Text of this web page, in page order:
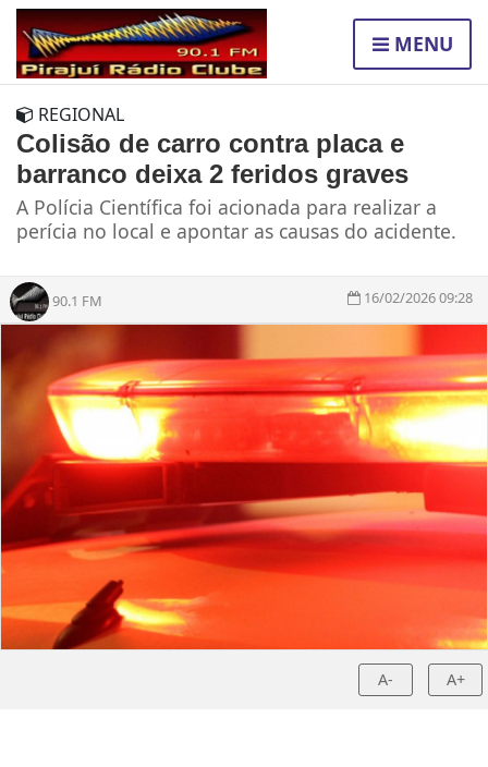
MENU
REGIONAL
Colisão de carro contra placa e
barranco deixa 2 feridos graves
A Polícia Científica foi acionada para realizar a
perícia no local e apontar as causas do acidente.
90.1 FM 16/02/2026 09:28
A- A+